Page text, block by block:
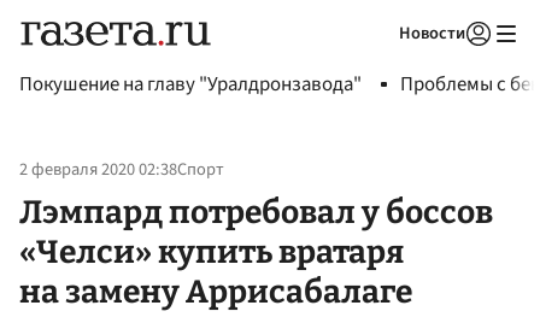
Новости
Покушение на главу "Уралдронзавода" Проблемы с
2 февраля 2020 02:38Спорт
Лэмпард потребовал у боссов
«Челси» купить вратаря
на замену Аррисабалаге